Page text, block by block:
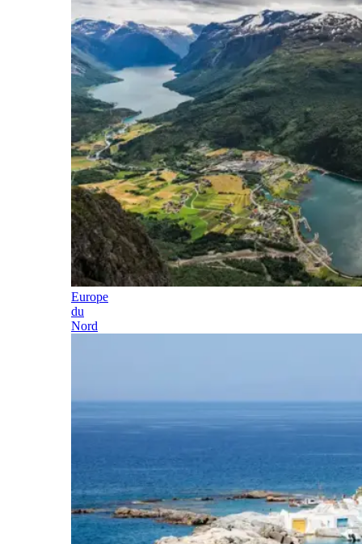
Europe
du
Nord